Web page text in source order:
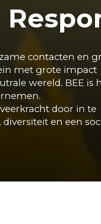
contacten en
met grote impact
wereld. BEE is
door in te
en een